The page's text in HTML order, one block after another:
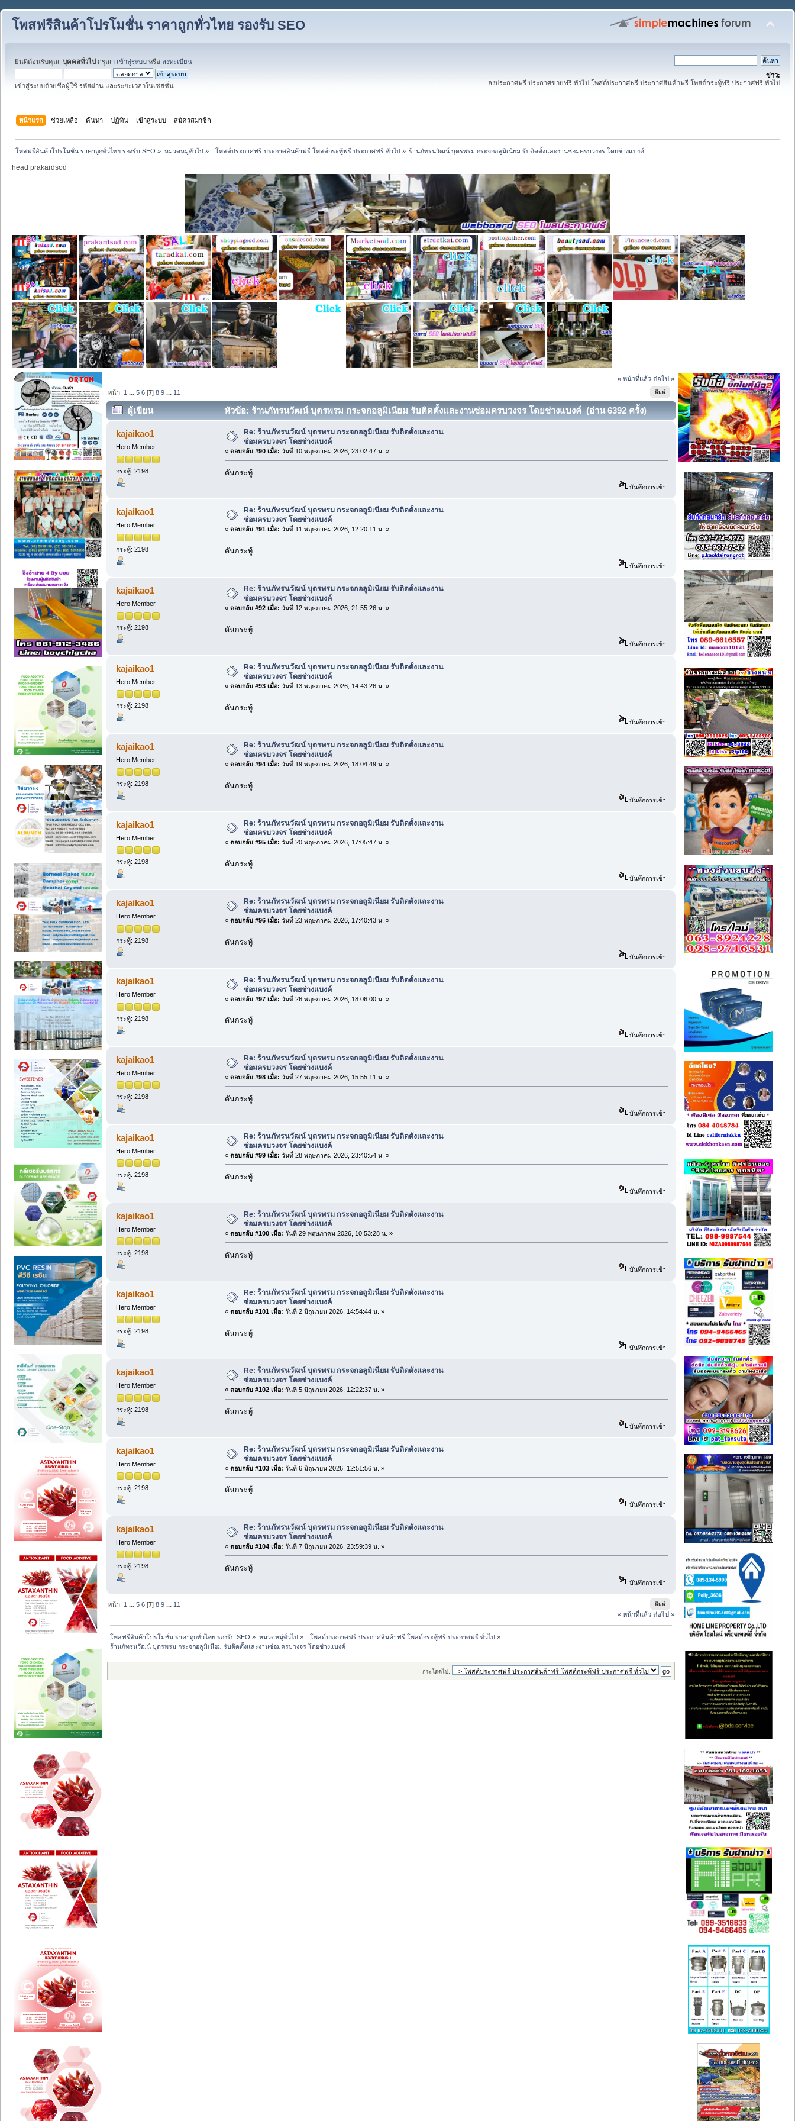
โพสฟรีสินค้าโปรโมชั่น ราคาถูกทั่วไทย รองรับ SEO
ยินดีต้อนรับคุณ, บุคคลทั่วไป กรุณา เข้าสู่ระบบ หรือ ลงทะเบียน
เข้าสู่ระบบด้วยชื่อผู้ใช้ รหัสผ่าน และระยะเวลาในเซสชั่น
ข่าว:
ลงประกาศฟรี ประกาศขายฟรี ทั่วไป โพสต์ประกาศฟรี ประกาศสินค้าฟรี โพสต์กระทู้ฟรี ประกาศฟรี ทั่วไป
หน้าแรก ช่วยเหลือ ค้นหา ปฏิทิน เข้าสู่ระบบ สมัครสมาชิก
โพสฟรีสินค้าโปรโมชั่น ราคาถูกทั่วไทย รองรับ SEO » หมวดหมู่ทั่วไป»
  โพสต์ประกาศฟรี ประกาศสินค้าฟรี โพสต์กระทู้ฟรี ประกาศฟรี ทั่วไป
» ร้านภัทรนวัฒน์ บุตรพรม กระจกอลูมิเนียม รับติดตั้งและงานซ่อมครบวงจร โดยช่างแบงค์
head prakardsod
« หน้าที่แล้ว ต่อไป »
พิมพ์
หน้า: 1 ...5 6 [7]8 9 ... 11
ผู้เขียน หัวข้อ: ร้านภัทรนวัฒน์ บุตรพรม กระจกอลูมิเนียม รับติดตั้งและงานซ่อมครบวงจร โดยช่างแบงค์ (อ่าน 6392 ครั้ง)
kajaikao1
Hero Member
กระทู้: 2198
Re: ร้านภัทรนวัฒน์ บุตรพรม กระจกอลูมิเนียม รับติดตั้งและงาน
ซ่อมครบวงจร โดยช่างแบงค์
« ตอบกลับ #90 เมื่อ: วันที่ 10 พฤษภาคม 2026, 23:02:47 น. »
ดันกระทู้
บันทึกการเข้า
kajaikao1
Hero Member
กระทู้: 2198
Re: ร้านภัทรนวัฒน์ บุตรพรม กระจกอลูมิเนียม รับติดตั้งและงาน
ซ่อมครบวงจร โดยช่างแบงค์
« ตอบกลับ #91 เมื่อ: วันที่ 11 พฤษภาคม 2026, 12:20:11 น. »
ดันกระทู้
บันทึกการเข้า
kajaikao1
Hero Member
กระทู้: 2198
Re: ร้านภัทรนวัฒน์ บุตรพรม กระจกอลูมิเนียม รับติดตั้งและงาน
ซ่อมครบวงจร โดยช่างแบงค์
« ตอบกลับ #92 เมื่อ: วันที่ 12 พฤษภาคม 2026, 21:55:26 น. »
ดันกระทู้
บันทึกการเข้า
kajaikao1
Hero Member
กระทู้: 2198
Re: ร้านภัทรนวัฒน์ บุตรพรม กระจกอลูมิเนียม รับติดตั้งและงาน
ซ่อมครบวงจร โดยช่างแบงค์
« ตอบกลับ #93 เมื่อ: วันที่ 13 พฤษภาคม 2026, 14:43:26 น. »
ดันกระทู้
บันทึกการเข้า
kajaikao1
Hero Member
กระทู้: 2198
Re: ร้านภัทรนวัฒน์ บุตรพรม กระจกอลูมิเนียม รับติดตั้งและงาน
ซ่อมครบวงจร โดยช่างแบงค์
« ตอบกลับ #94 เมื่อ: วันที่ 19 พฤษภาคม 2026, 18:04:49 น. »
ดันกระทู้
บันทึกการเข้า
kajaikao1
Hero Member
กระทู้: 2198
Re: ร้านภัทรนวัฒน์ บุตรพรม กระจกอลูมิเนียม รับติดตั้งและงาน
ซ่อมครบวงจร โดยช่างแบงค์
« ตอบกลับ #95 เมื่อ: วันที่ 20 พฤษภาคม 2026, 17:05:47 น. »
ดันกระทู้
บันทึกการเข้า
kajaikao1
Hero Member
กระทู้: 2198
Re: ร้านภัทรนวัฒน์ บุตรพรม กระจกอลูมิเนียม รับติดตั้งและงาน
ซ่อมครบวงจร โดยช่างแบงค์
« ตอบกลับ #96 เมื่อ: วันที่ 23 พฤษภาคม 2026, 17:40:43 น. »
ดันกระทู้
บันทึกการเข้า
kajaikao1
Hero Member
กระทู้: 2198
Re: ร้านภัทรนวัฒน์ บุตรพรม กระจกอลูมิเนียม รับติดตั้งและงาน
ซ่อมครบวงจร โดยช่างแบงค์
« ตอบกลับ #97 เมื่อ: วันที่ 26 พฤษภาคม 2026, 18:06:00 น. »
ดันกระทู้
บันทึกการเข้า
kajaikao1
Hero Member
กระทู้: 2198
Re: ร้านภัทรนวัฒน์ บุตรพรม กระจกอลูมิเนียม รับติดตั้งและงาน
ซ่อมครบวงจร โดยช่างแบงค์
« ตอบกลับ #98 เมื่อ: วันที่ 27 พฤษภาคม 2026, 15:55:11 น. »
ดันกระทู้
บันทึกการเข้า
kajaikao1
Hero Member
กระทู้: 2198
Re: ร้านภัทรนวัฒน์ บุตรพรม กระจกอลูมิเนียม รับติดตั้งและงาน
ซ่อมครบวงจร โดยช่างแบงค์
« ตอบกลับ #99 เมื่อ: วันที่ 28 พฤษภาคม 2026, 23:40:54 น. »
ดันกระทู้
บันทึกการเข้า
kajaikao1
Hero Member
กระทู้: 2198
Re: ร้านภัทรนวัฒน์ บุตรพรม กระจกอลูมิเนียม รับติดตั้งและงาน
ซ่อมครบวงจร โดยช่างแบงค์
« ตอบกลับ #100 เมื่อ: วันที่ 29 พฤษภาคม 2026, 10:53:28 น. »
ดันกระทู้
บันทึกการเข้า
kajaikao1
Hero Member
กระทู้: 2198
Re: ร้านภัทรนวัฒน์ บุตรพรม กระจกอลูมิเนียม รับติดตั้งและงาน
ซ่อมครบวงจร โดยช่างแบงค์
« ตอบกลับ #101 เมื่อ: วันที่ 2 มิถุนายน 2026, 14:54:44 น. »
ดันกระทู้
บันทึกการเข้า
kajaikao1
Hero Member
กระทู้: 2198
Re: ร้านภัทรนวัฒน์ บุตรพรม กระจกอลูมิเนียม รับติดตั้งและงาน
ซ่อมครบวงจร โดยช่างแบงค์
« ตอบกลับ #102 เมื่อ: วันที่ 5 มิถุนายน 2026, 12:22:37 น. »
ดันกระทู้
บันทึกการเข้า
kajaikao1
Hero Member
กระทู้: 2198
Re: ร้านภัทรนวัฒน์ บุตรพรม กระจกอลูมิเนียม รับติดตั้งและงาน
ซ่อมครบวงจร โดยช่างแบงค์
« ตอบกลับ #103 เมื่อ: วันที่ 6 มิถุนายน 2026, 12:51:56 น. »
ดันกระทู้
บันทึกการเข้า
kajaikao1
Hero Member
กระทู้: 2198
Re: ร้านภัทรนวัฒน์ บุตรพรม กระจกอลูมิเนียม รับติดตั้งและงาน
ซ่อมครบวงจร โดยช่างแบงค์
« ตอบกลับ #104 เมื่อ: วันที่ 7 มิถุนายน 2026, 23:59:39 น. »
ดันกระทู้
บันทึกการเข้า
พิมพ์
หน้า: 1 ...5 6 [7]8 9 ... 11
« หน้าที่แล้ว ต่อไป »
โพสฟรีสินค้าโปรโมชั่น ราคาถูกทั่วไทย รองรับ SEO » หมวดหมู่ทั่วไป»
  โพสต์ประกาศฟรี ประกาศสินค้าฟรี โพสต์กระทู้ฟรี ประกาศฟรี ทั่วไป
»
ร้านภัทรนวัฒน์ บุตรพรม กระจกอลูมิเนียม รับติดตั้งและงานซ่อมครบวงจร โดยช่างแบงค์
กระโดดไป: